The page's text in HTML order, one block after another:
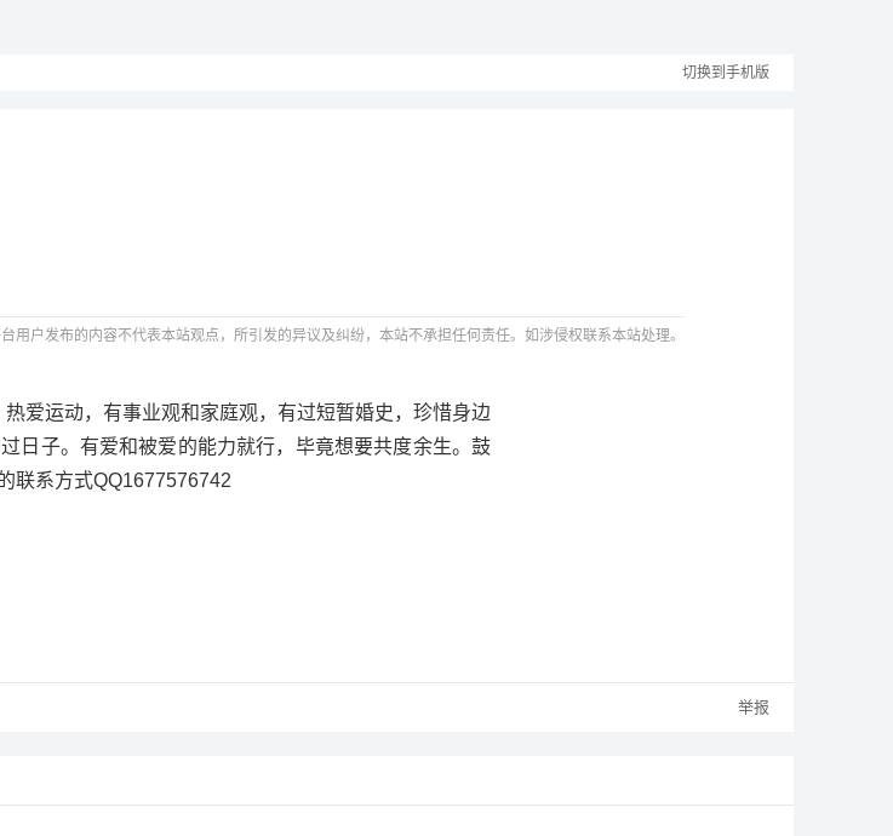
切换到手机版
用户发布的内容不代表本站观点，所引发的异议及纠纷，本站不承担任何责任。如涉侵权联系本站处理。
爱运动，有事业观和家庭观，有过短暂婚史，珍惜身边
日子。有爱和被爱的能力就行，毕竟想要共度余生。鼓
联系方式QQ1677576742
举报